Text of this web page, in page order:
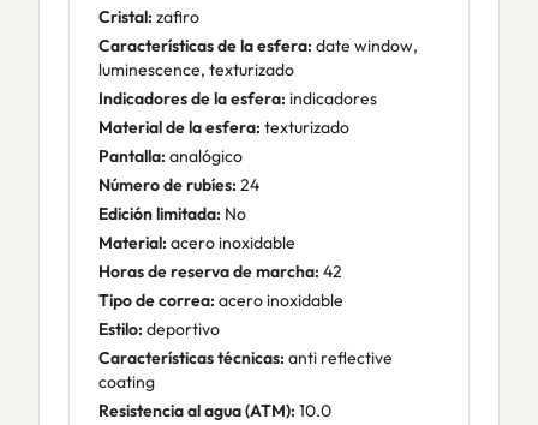
Cristal: zafiro
Características de la esfera: date window,
luminescence, texturizado
Indicadores de la esfera: indicadores
Material de la esfera: texturizado
Pantalla: analógico
Número de rubíes: 24
Edición limitada: No
Material: acero inoxidable
Horas de reserva de marcha: 42
Tipo de correa: acero inoxidable
Estilo: deportivo
Características técnicas: anti reflective
coating
Resistencia al agua (ATM): 10.0